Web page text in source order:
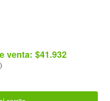
venta: $41.932